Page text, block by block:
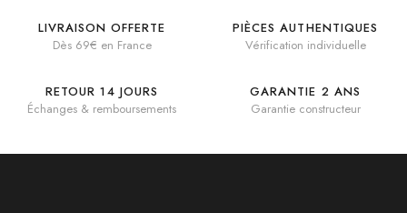
LIVRAISON OFFERTE
Dès 69€ en France
PIÈCES AUTHENTIQUES
Vérification individuelle
RETOUR 14 JOURS
Échanges & remboursements
GARANTIE 2 ANS
Garantie constructeur